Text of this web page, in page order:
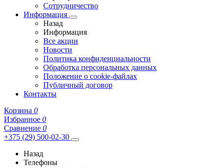
Сотрудничество
Информация
Назад
Информация
Все акции
Новости
Политика конфиденциальности
Обработка персональных данных
Положение о cookie-файлах
Публичный договор
Контакты
Корзина 0
Избранное 0
Сравнение 0
+375 (29) 500-02-30
Назад
Телефоны